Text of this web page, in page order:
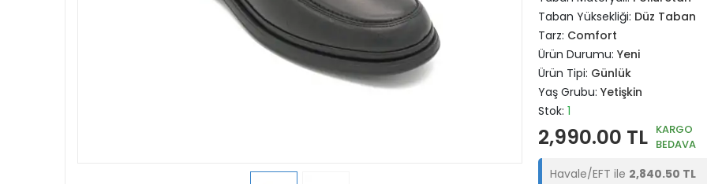
Taban Yüksekliği: Düz Taban
Tarz: Comfort
Ürün Durumu: Yeni
Ürün Tipi: Günlük
Yaş Grubu: Yetişkin
Stok: 1
2,990.00 TL KARGO
BEDAVA
Havale/EFT ile 2,840.50 TL